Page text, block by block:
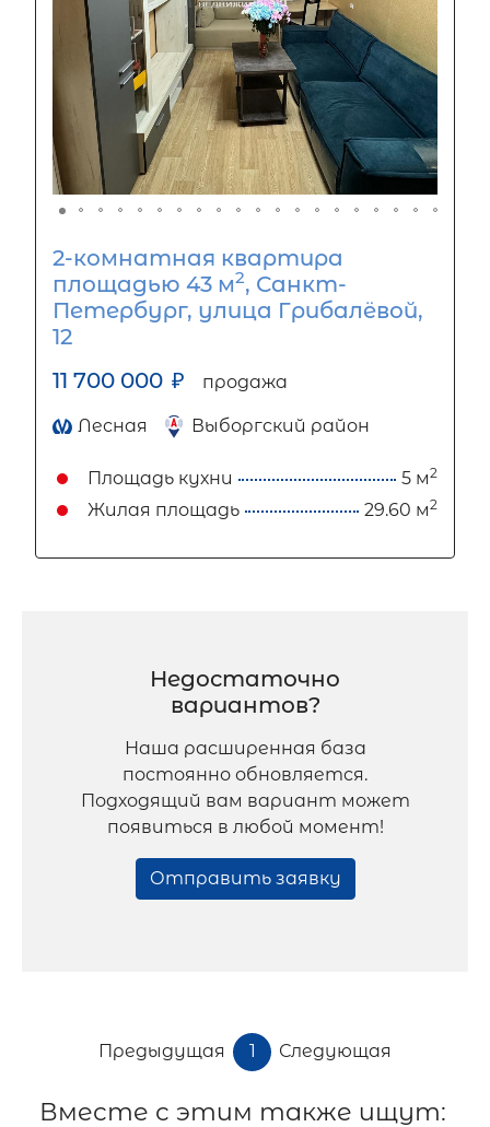
2-комнатная квартира
площадью 43 м2, Санкт-
Петербург, улица Грибалёвой,
12
11 700 000 ₽ продажа
Лесная Выборгский район
Площадь кухни 5 м2
Жилая площадь 29.60 м2
Недостаточно
вариантов?
Наша расширенная база
постоянно обновляется.
Подходящий вам вариант может
появиться в любой момент!
Отправить заявку
Предыдущая 1 Следующая
Вместе с этим также ищут: